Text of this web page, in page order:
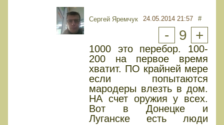
Сергей Яремчук 24.05.2014 21:57 #
- 9 +
1000 это перебор. 100-
200 на первое время
хватит. ПО крайней мере
если попытаются
мародеры влезть в дом.
НА счет оружия у всех.
Вот в Донецке и
Луганске есть люди